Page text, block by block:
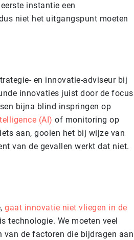
instantie een
niet het uitgangspunt moeten
en innovatie-adviseur bij
innovaties juist door de focus
bijna blind inspringen op
(AI) of monitoring op
aan, gooien het bij wijze van
van de gevallen werkt dat niet.
gaat innovatie niet vliegen in de
technologie. We moeten veel
van de factoren die bijdragen aan